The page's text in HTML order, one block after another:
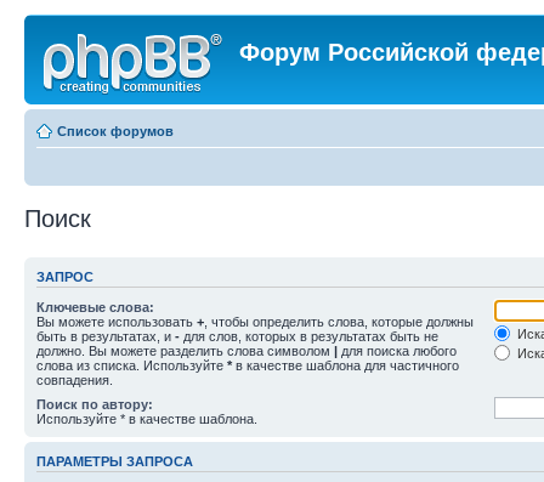
Форум Российской
Список форумов
Поиск
ЗАПРОС
Ключевые слова:
Вы можете использовать + , чтобы определить слова, которые должны
быть в результатах, и - для слов, которых в результатах быть не
должно. Вы можете разделить слова символом | для поиска любого
слова из списка. Используйте * в качестве шаблона для частичного
совпадения.
Поиск по автору:
Используйте * в качестве шаблона.
ПАРАМЕТРЫ ЗАПРОСА